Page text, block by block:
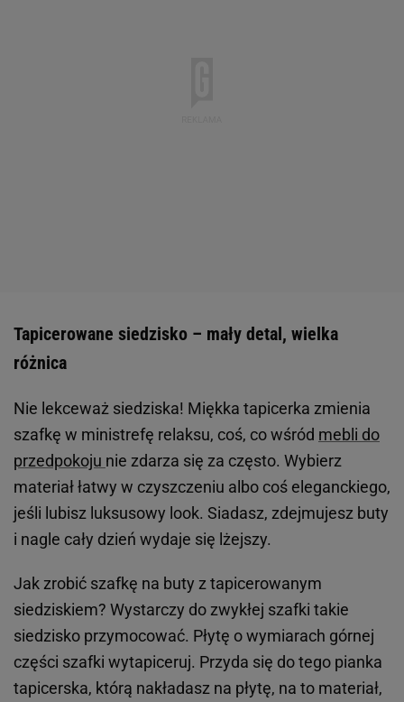
Tapicerowane siedzisko – mały detal, wielka
różnica
Nie lekceważ siedziska! Miękka tapicerka zmienia
szafkę w ministrefę relaksu, coś, co wśród mebli do
przedpokoju nie zdarza się za często. Wybierz
materiał łatwy w czyszczeniu albo coś eleganckiego,
jeśli lubisz luksusowy look. Siadasz, zdejmujesz buty
i nagle cały dzień wydaje się lżejszy.
Jak zrobić szafkę na buty z tapicerowanym
siedziskiem? Wystarczy do zwykłej szafki takie
siedzisko przymocować. Płytę o wymiarach górnej
części szafki wytapiceruj. Przyda się do tego pianka
tapicerska, którą nakładasz na płytę, na to materiał,